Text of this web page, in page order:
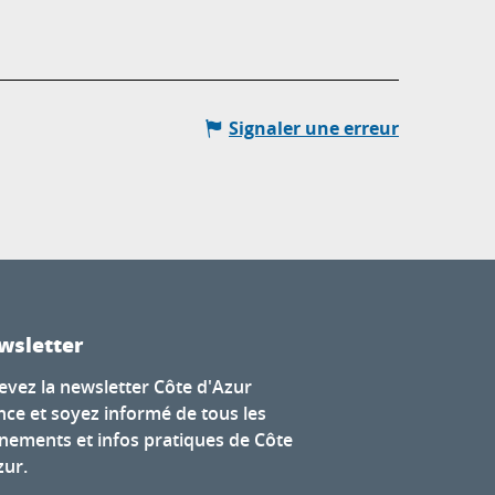
Signaler une erreur
la newsletter Côte d'Azur
et soyez informé de tous les
et infos pratiques de Côte